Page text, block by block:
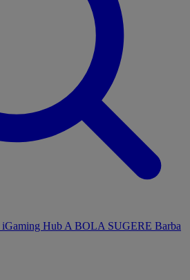
iGaming Hub A BOLA SUGERE Barba